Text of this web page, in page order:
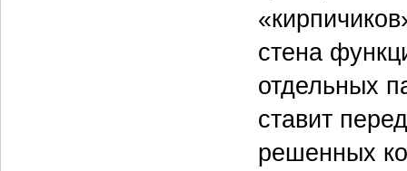
стена
отдельных
ставит
решенных